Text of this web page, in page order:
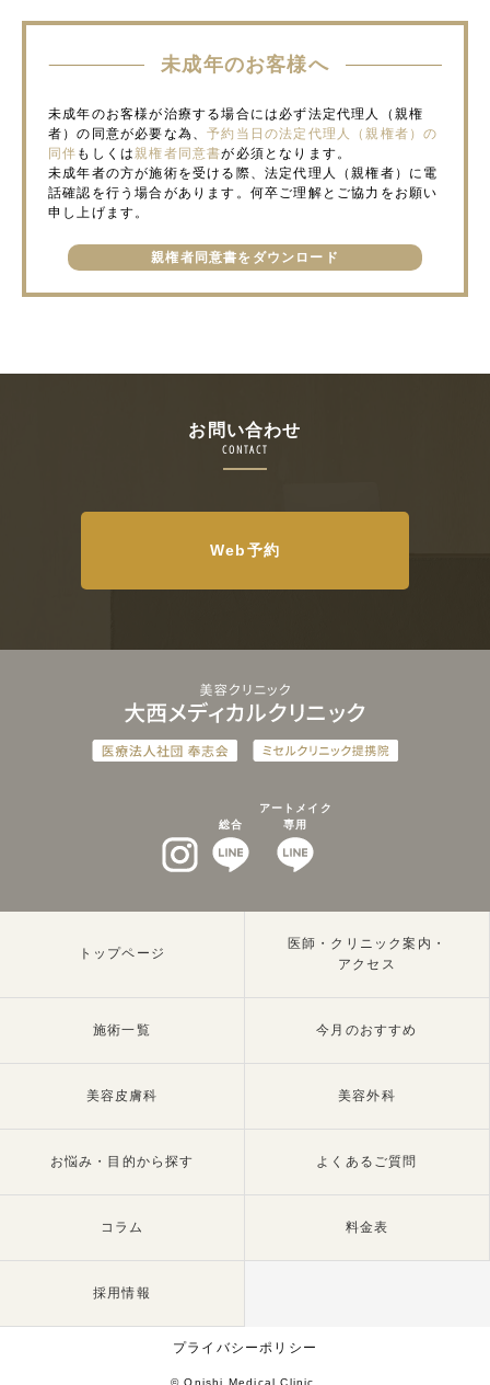
未成年のお客様へ
未成年のお客様が治療する場合には必ず法定代理人（親権
者）の同意が必要な為、予約当日の法定代理人（親権者）の
同伴 もしくは親権者同意書が必須となります。
未成年者の方が施術を受ける際、法定代理人（親権者）に電
話確認を行う場合があります。何卒ご理解とご協力をお願い
申し上げます。
親権者同意書をダウンロード
お問い合わせ
CONTACT
Web予約
インスタグラム
総合
LINEat
アートメイク
専用
トップページ
医師・クリニック案内・
アクセス
施術一覧 今月のおすすめ
美容皮膚科 美容外科
お悩み・目的から探す よくあるご質問
コラム 料金表
採用情報
プライバシーポリシー
© Onishi Medical Clinic.